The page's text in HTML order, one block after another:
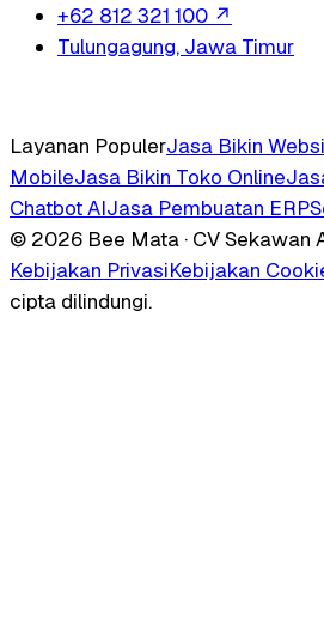
+62 812 321 100 ↗
Tulungagung, Jawa Timur
Layanan PopulerJasa Bikin
MobileJasa Bikin Toko Online
Chatbot AIJasa Pembuatan ERP
© 2026 Bee Mata · CV Sekawan
Kebijakan PrivasiKebijakan
cipta dilindungi.